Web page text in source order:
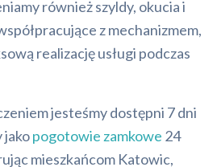
również szyldy, okucia i
z mechanizmem,
realizację usługi podczas
jesteśmy dostępni 7 dni
jakopogotowie zamkowe 24
mieszkańcom Katowic,